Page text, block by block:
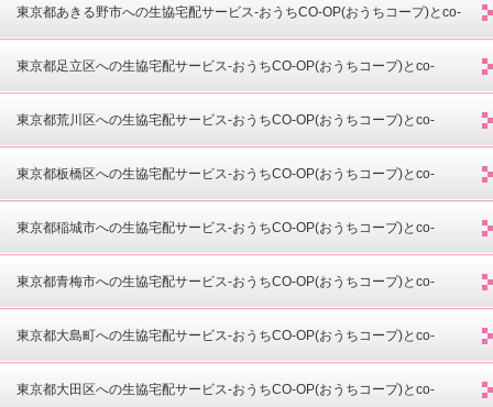
opdeli(コープデリ)-
東京都あきる野市への生協宅配サービス-おうちCO-OP(おうちコープ)とco-
opdeli(コープデリ)-
東京都足立区への生協宅配サービス-おうちCO-OP(おうちコープ)とco-
opdeli(コープデリ)-
東京都荒川区への生協宅配サービス-おうちCO-OP(おうちコープ)とco-
opdeli(コープデリ)-
東京都板橋区への生協宅配サービス-おうちCO-OP(おうちコープ)とco-
opdeli(コープデリ)-
東京都稲城市への生協宅配サービス-おうちCO-OP(おうちコープ)とco-
opdeli(コープデリ)-
東京都青梅市への生協宅配サービス-おうちCO-OP(おうちコープ)とco-
opdeli(コープデリ)-
東京都大島町への生協宅配サービス-おうちCO-OP(おうちコープ)とco-
opdeli(コープデリ)-
東京都大田区への生協宅配サービス-おうちCO-OP(おうちコープ)とco-